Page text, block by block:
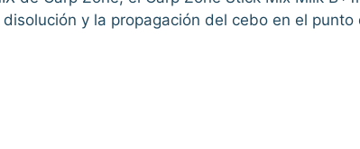
y la propagación del cebo en el punto